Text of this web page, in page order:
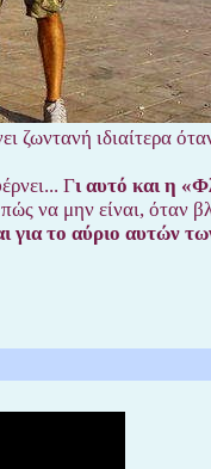
ιδιαίτερα
Γι αυτό και η
να μην είναι, όταν
για το αύριο αυτών